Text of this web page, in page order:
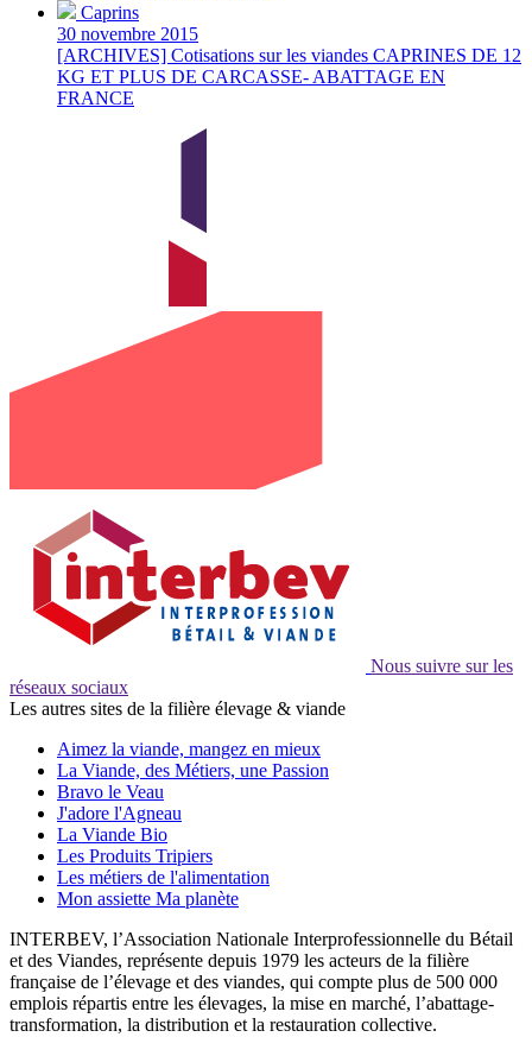
Caprins
30 novembre 2015
[ARCHIVES] Cotisations sur les viandes CAPRINES DE 12
KG ET PLUS DE CARCASSE- ABATTAGE EN
FRANCE
Nous suivre sur les
réseaux sociaux
Les autres sites de la filière élevage & viande
Aimez la viande, mangez en mieux
La Viande, des Métiers, une Passion
Bravo le Veau
J'adore l'Agneau
La Viande Bio
Les Produits Tripiers
Les métiers de l'alimentation
Mon assiette Ma planète
INTERBEV, l’Association Nationale Interprofessionnelle du Bétail
et des Viandes, représente depuis 1979 les acteurs de la filière
française de l’élevage et des viandes, qui compte plus de 500 000
emplois répartis entre les élevages, la mise en marché, l’abattage-
transformation, la distribution et la restauration collective.